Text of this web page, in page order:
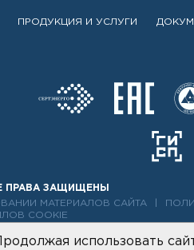
ПРОДУКЦИЯ И УСЛУГИ
ПРАВА ЗАЩИЩЕНЫ
МАТЕРИАЛОВ САЙТА
COOKIE
использовать